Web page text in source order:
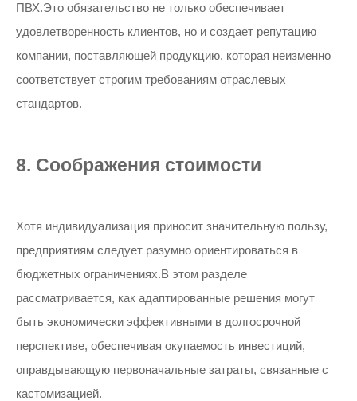
ПВХ.Это обязательство не только обеспечивает
удовлетворенность клиентов, но и создает репутацию
компании, поставляющей продукцию, которая неизменно
соответствует строгим требованиям отраслевых
стандартов.
8. Соображения стоимости
Хотя индивидуализация приносит значительную пользу,
предприятиям следует разумно ориентироваться в
бюджетных ограничениях.В этом разделе
рассматривается, как адаптированные решения могут
быть экономически эффективными в долгосрочной
перспективе, обеспечивая окупаемость инвестиций,
оправдывающую первоначальные затраты, связанные с
кастомизацией.